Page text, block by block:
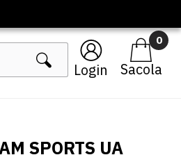
Login
0
SPORTS UA